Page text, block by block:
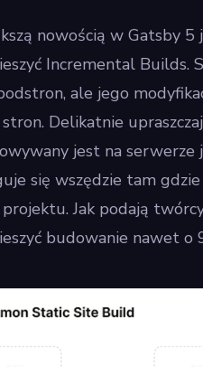
nowością w Gatsby 5
Incremental
ale jego
Delikatnie
jest na serwerze
się wszędzie tam
projektu. Jak podają
budowanie nawet o